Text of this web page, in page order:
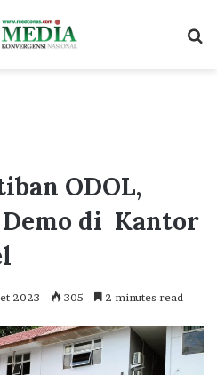
ODOL,
Demo di Kantor
2023 305 2 minutes read